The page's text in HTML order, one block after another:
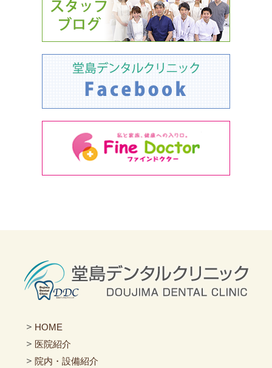
＞ HOME
＞ 医院紹介
＞院内・設備紹介